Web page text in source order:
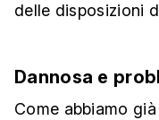
delle disposizioni
Dannosa e
Come abbiamo